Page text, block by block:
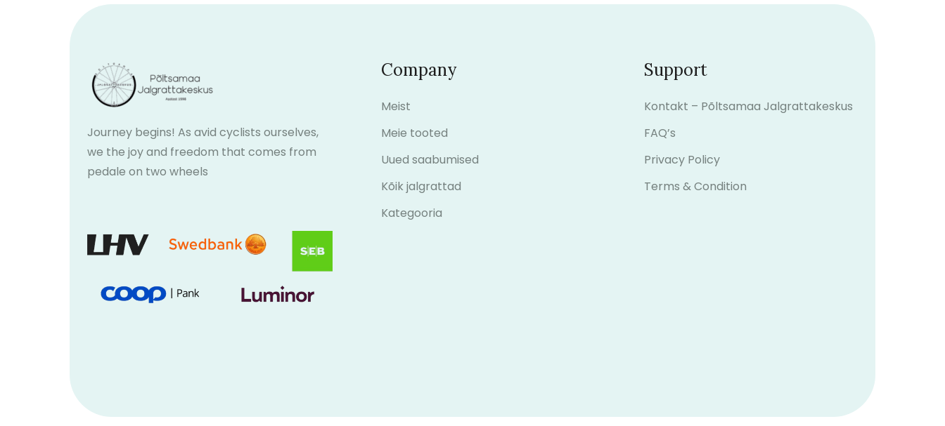
Journey begins! As avid cyclists ourselves,
we the joy and freedom that comes from
pedale on two wheels
Company
Meist
Meie tooted
Uued saabumised
Kõik jalgrattad
Kategooria
Support
Kontakt – Põltsamaa Jalgrattakeskus
FAQ’s
Privacy Policy
Terms & Condition